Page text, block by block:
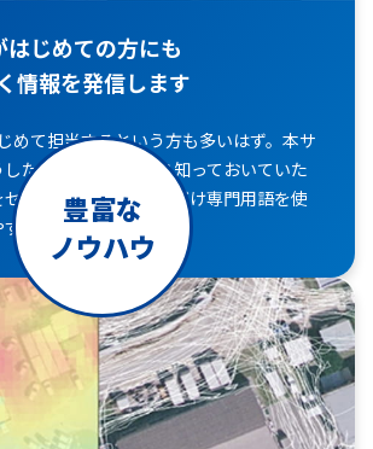
はじめての方にも
情報を発信します
めて担当するという方も多いはず。本サ
た方の視点からぜひ知っておいていた
レクトして、できるだけ専門用語を使
くお伝えします。
豊富な
ノウハウ